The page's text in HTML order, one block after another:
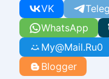
WhatsApp
VK
My@Mail.Ru0
Blogger